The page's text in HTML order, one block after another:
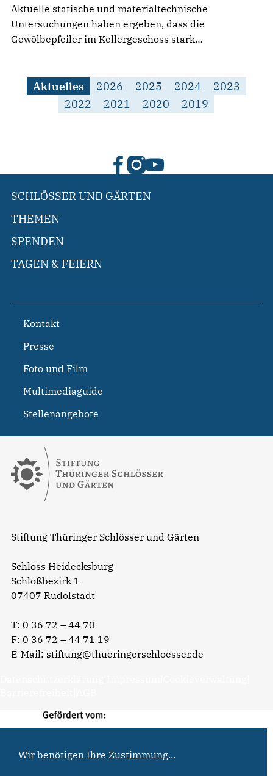
Aktuelle statische und materialtechnische
Untersuchungen haben ergeben, dass die
Gewölbepfeiler im Kellergeschoss stark…
Aktuelles 2026 2025 2024
2023
2022
2021 2020 2019
Stiftung Thüringer Schlösser und Gärten
Schloss Heidecksburg
Schloßbezirk 1
07407 Rudolstadt
T: 0 36 72 – 44 70
F: 0 36 72 – 44 71 19
E-Mail: stiftung@thueringerschloesser.de
SCHLÖSSER UND GÄRTEN
THEMEN
SPENDEN
TAGEN & FEIERN
Kontakt
Presse
Foto und Film
Multimediaguide
Stellenangebote
Wir benötigen Ihre Zustimmung...